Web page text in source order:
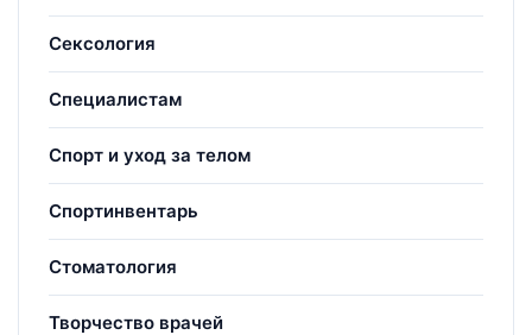
Сексология
Специалистам
Спорт и уход за телом
Спортинвентарь
Стоматология
Творчество врачей